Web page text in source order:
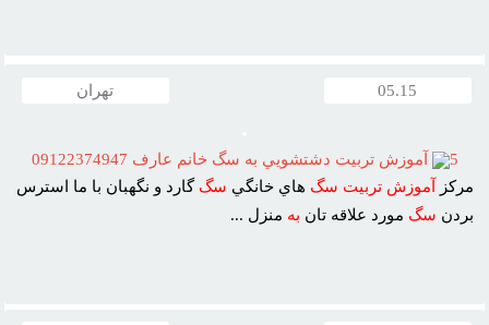
05.15 تهران
5
آموزش تربيت دشتشويي به سگ خانم عارف 09122374947
مرکز
آموزش تربيت سگ هاي خانگي سگ گارد و نگهبان با ما استرس
بردن سگ مورد علاقه تان به منزل ...